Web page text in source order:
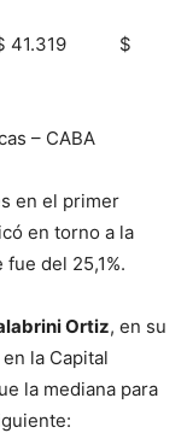
41.319 $
– CABA
en el primer
en torno a la
del 25,1%.
Ortiz, en su
la Capital
la mediana para